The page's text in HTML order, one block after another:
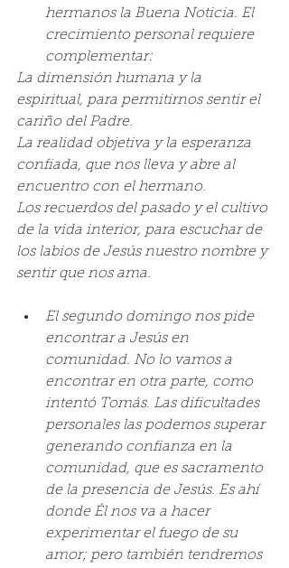
hermanos la Buena Noticia. El
crecimiento personal requiere
complementar:
La dimensión humana y la
espiritual, para permitirnos sentir el
cariño del Padre.
La realidad objetiva y la esperanza
confiada, que nos lleva y abre al
encuentro con el hermano.
Los recuerdos del pasado y el cultivo
de la vida interior, para escuchar de
los labios de Jesús nuestro nombre y
sentir que nos ama.
El segundo domingo nos pide
encontrar a Jesús en
comunidad. No lo vamos a
encontrar en otra parte, como
intentó Tomás. Las dificultades
personales las podemos superar
generando confianza en la
comunidad, que es sacramento
de la presencia de Jesús. Es ahí
donde Él nos va a hacer
experimentar el fuego de su
amor; pero también tendremos